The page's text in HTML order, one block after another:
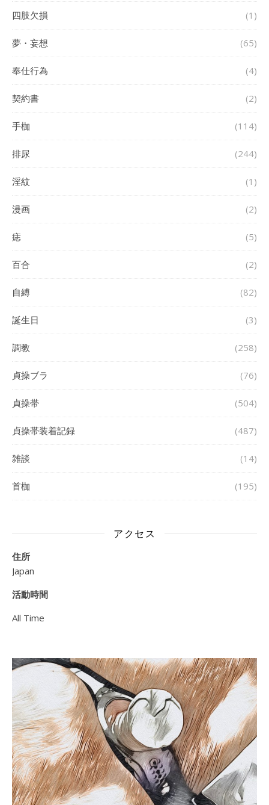
四肢欠損 (1)
夢・妄想 (65)
奉仕行為 (4)
契約書 (2)
手枷 (114)
排尿 (244)
淫紋 (1)
漫画 (2)
痣 (5)
百合 (2)
自縛 (82)
誕生日 (3)
調教 (258)
貞操ブラ (76)
貞操帯 (504)
貞操帯装着記録 (487)
雑談 (14)
首枷 (195)
アクセス
住所
Japan
活動時間
All Time